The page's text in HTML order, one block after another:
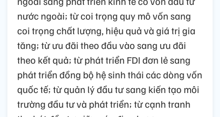
nước ngoài; từ coi trọng quy mô vốn sang
coi trọng chất lượng, hiệu quả và giá trị gia
tăng; từ ưu đãi theo đầu vào sang ưu đãi
theo kết quả; từ phát triển FDI đơn lẻ sang
phát triển đồng bộ hệ sinh thái các dòng vốn
quốc tế; từ quản lý đầu tư sang kiến tạo môi
trường đầu tư và phát triển; từ cạnh tranh